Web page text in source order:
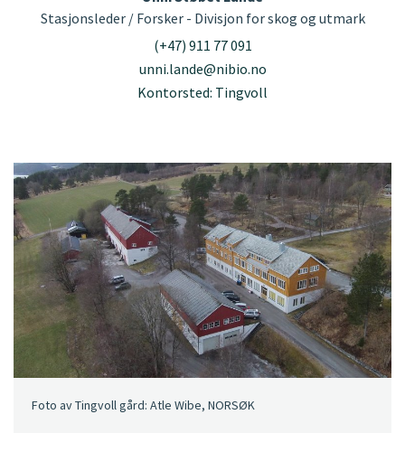
Stasjonsleder / Forsker - Divisjon for skog og utmark
(+47) 911 77 091
unni.lande@nibio.no
Kontorsted: Tingvoll
Foto av Tingvoll gård: Atle Wibe, NORSØK